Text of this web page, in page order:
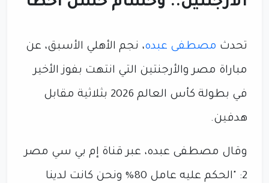
تحدث مصطفى عبده، نجم الأهلي الأسبق، عن
مباراة مصر والأرجنتين التي انتهت بفوز الأخير
في بطولة كأس العالم 2026 بثلاثية مقابل
هدفين.
وقال مصطفى عبده، عبر قناة إم بي سي مصر
2: "الحكم عليه عامل 80% ونحن كانت لدينا